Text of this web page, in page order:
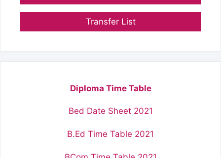
Transfer List
Diploma Time Table
Bed Date Sheet 2021
B.Ed Time Table 2021